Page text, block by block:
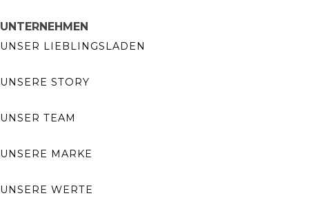
UNTERNEHMEN
UNSER LIEBLINGSLADEN
UNSERE STORY
UNSER TEAM
UNSERE MARKE
UNSERE WERTE